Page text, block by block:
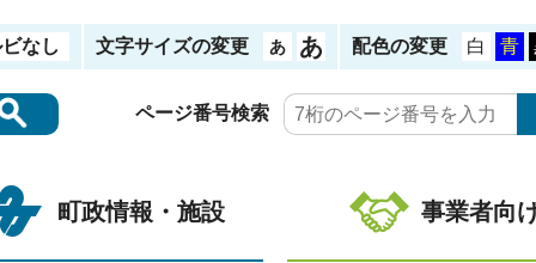
なし 文字サイズの変更 配色の変更
ページ番号検索
町政情報・施設 事業者向